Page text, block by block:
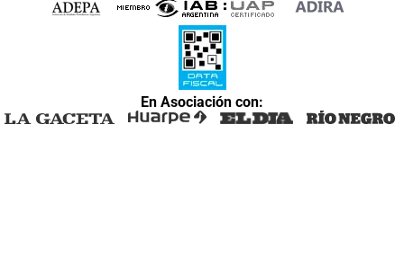
En Asociación con: